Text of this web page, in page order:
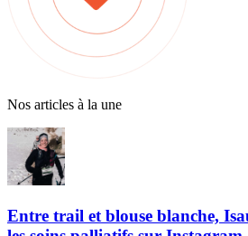
Nos articles à la une
Entre trail et blouse blanche,